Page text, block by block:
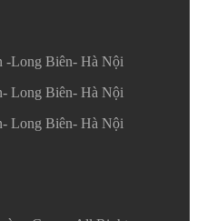
-Long Biên- Hà Nội
Long Biên- Hà Nội
Long Biên- Hà Nội